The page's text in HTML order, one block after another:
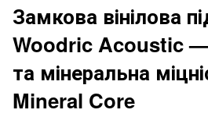
Замкова вінілова
Woodric Acoustic
та мінеральна
Mineral Core